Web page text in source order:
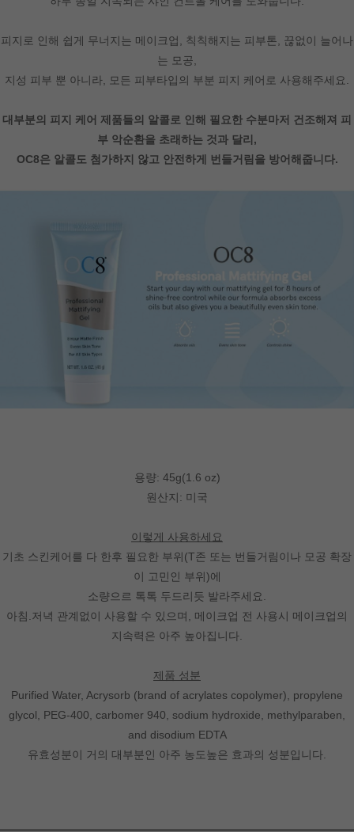
피지로 인해 쉽게 무너지는 메이크업, 칙칙해지는 피부톤, 끊없이 늘어나
는 모공,
지성 피부 뿐 아니라, 모든 피부타입의 부분 피지 케어로 사용해주세요.
대부분의 피지 케어 제품들의 알콜로 인해 필요한 수분마저 건조해져 피
부 악순환을 초래하는 것과 달리,
OC8은 알콜도 첨가하지 않고 안전하게 번들거림을 방어해줍니다.
용량: 45g(1.6 oz)
원산지: 미국
이렇게 사용하세요
기초 스킨케어를 다 한후 필요한 부위(T존 또는 번들거림이나 모공 확장
이 고민인 부위)에
소량으르 톡톡 두드리듯 발라주세요.
아침.저녁 관계없이 사용할 수 있으며, 메이크업 전 사용시 메이크업의
지속력은 아주 높아집니다.
제품 성분
Purified Water, Acrysorb (brand of acrylates copolymer), propylene
glycol, PEG-400, carbomer 940, sodium hydroxide, methylparaben,
and disodium EDTA
유효성분이 거의 대부분인 아주 농도높은 효과의 성분입니다.